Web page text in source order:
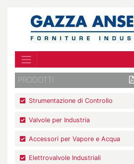
PRODOTTI
Strumentazione di Controllo
Valvole per Industria
Accessori per Vapore e Acqua
Elettrovalvole Industriali